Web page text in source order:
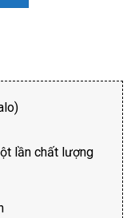
lần chất lượng